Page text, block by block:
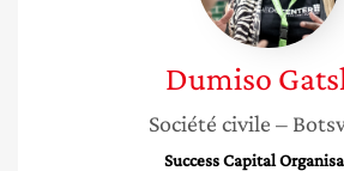
Dumiso
Société civile –
Success Capital